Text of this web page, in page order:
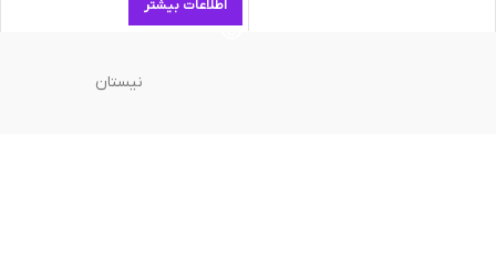
اطلاعات بیشتر
نیستان